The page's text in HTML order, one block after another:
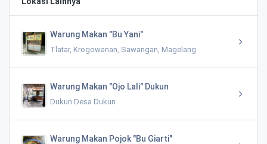
Warung Makan "Bu Yani"
Tlatar, Krogowanan, Sawangan, Magelang
Warung Makan "Ojo Lali" Dukun
Dukun Desa Dukun
Warung Makan Pojok "Bu Giarti"